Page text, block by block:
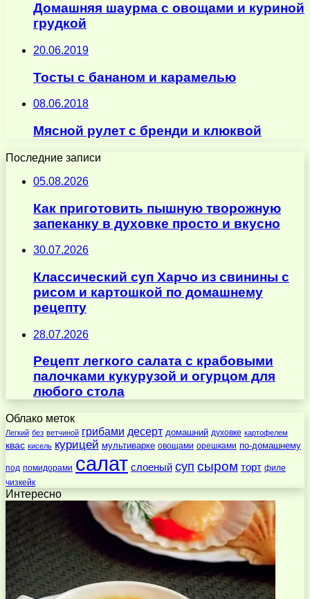
Домашняя шаурма с овощами и куриной
грудкой
20.06.2019
Тосты с бананом и карамелью
08.06.2018
Мясной рулет с бренди и клюквой
Последние записи
05.08.2026
Как приготовить пышную творожную
запеканку в духовке просто и вкусно
30.07.2026
Классический суп Харчо из свинины с
рисом и картошкой по домашнему
рецепту
28.07.2026
Рецепт легкого салата с крабовыми
палочками кукурузой и огурцом для
любого стола
Облако меток
Легкий без ветчиной грибами десерт домашний духовке картофелем
квас кисель курицей мультиварке овощами орешками по-домашнему
под помидорами салат слоеный суп сыром торт филе
чизкейк
Интересно